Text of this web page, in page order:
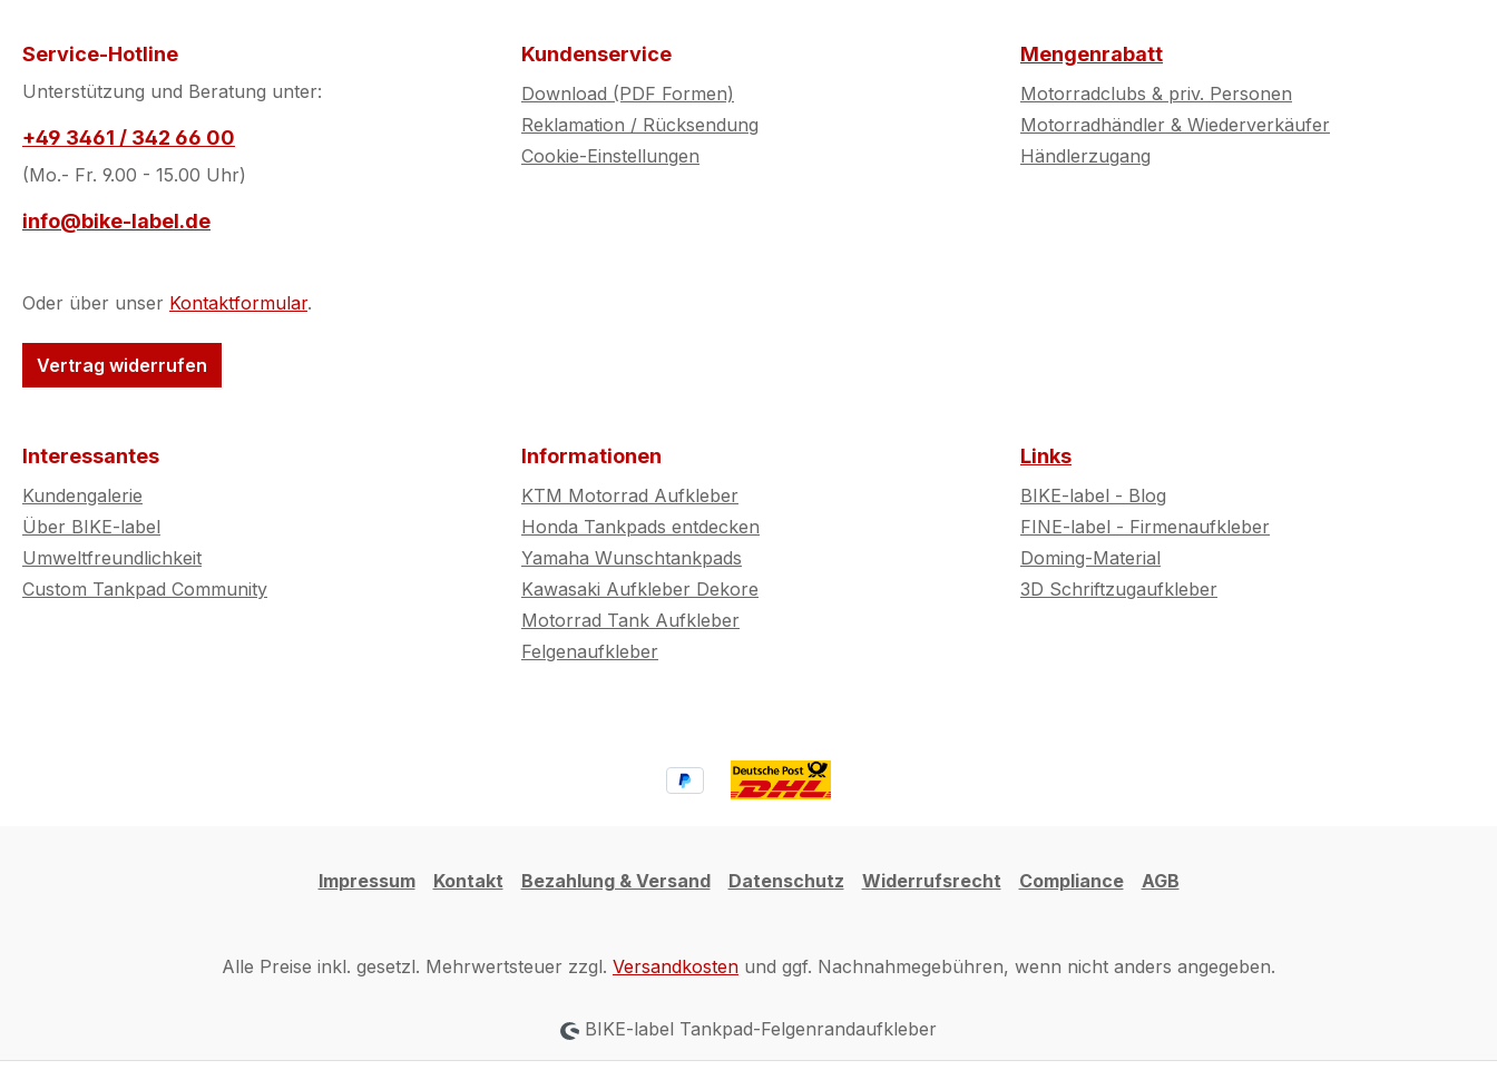
Service-Hotline
Unterstützung und Beratung unter:
+49 3461 / 342 66 00
(Mo.- Fr. 9.00 - 15.00 Uhr)
info@bike-label.de
Oder über unser Kontaktformular.
Vertrag widerrufen
Kundenservice
Download (PDF Formen)
Reklamation / Rücksendung
Cookie-Einstellungen
Mengenrabatt
Motorradclubs & priv. Personen
Motorradhändler & Wiederverkäufer
Händlerzugang
Interessantes
Kundengalerie
Über BIKE-label
Umweltfreundlichkeit
Custom Tankpad Community
Informationen
KTM Motorrad Aufkleber
Honda Tankpads entdecken
Yamaha Wunschtankpads
Kawasaki Aufkleber Dekore
Motorrad Tank Aufkleber
Felgenaufkleber
Links
BIKE-label - Blog
FINE-label - Firmenaufkleber
Doming-Material
3D Schriftzugaufkleber
Impressum Kontakt Bezahlung & Versand Datenschutz Widerrufsrecht Compliance AGB
Alle Preise inkl. gesetzl. Mehrwertsteuer zzgl. Versandkosten und ggf. Nachnahmegebühren, wenn nicht anders angegeben.
BIKE-label Tankpad-Felgenrandaufkleber